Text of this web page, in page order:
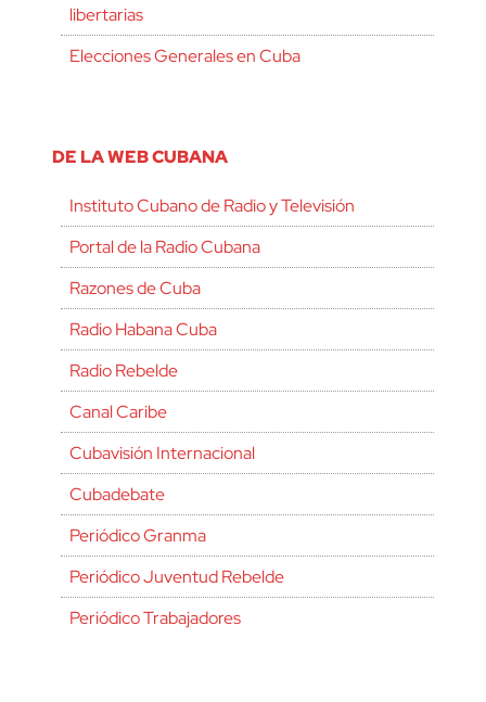
libertarias
Elecciones Generales en Cuba
DE LA WEB CUBANA
Instituto Cubano de Radio y Televisión
Portal de la Radio Cubana
Razones de Cuba
Radio Habana Cuba
Radio Rebelde
Canal Caribe
Cubavisión Internacional
Cubadebate
Periódico Granma
Periódico Juventud Rebelde
Periódico Trabajadores